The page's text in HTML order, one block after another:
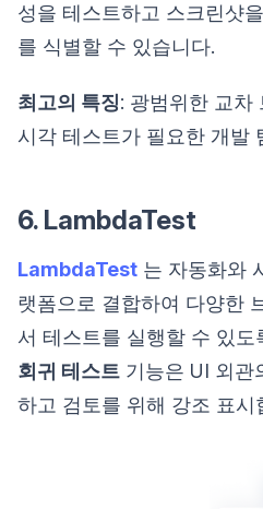
성을 테스트하고 스크린샷
를 식별할 수 있습니다.
최고의 특징: 광범위한 교차
시각 테스트가 필요한 개발
6. LambdaTest
LambdaTest 는 자동화와
랫폼으로 결합하여 다양한
서 테스트를 실행할 수 있도
회귀 테스트 기능은 UI 외관
하고 검토를 위해 강조 표시